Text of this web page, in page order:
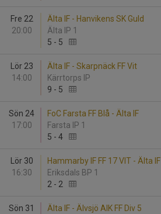
Fre 22
20:00
Älta IF - Hanvikens SK Guld
Älta IP 1
5 - 5
Lör 23
14:00
Älta IF - Skarpnäck FF Vit
Kärrtorps IP
9 - 5
Sön 24
17:00
FoC Farsta FF Blå - Älta IF
Farsta IP 1
5 - 4
Lör 30
16:30
Hammarby IF FF 17 VIT - Älta IF
Eriksdals BP 1
2 - 2
Sön 31
Älta IF - Älvsjö AIK FF Div 5